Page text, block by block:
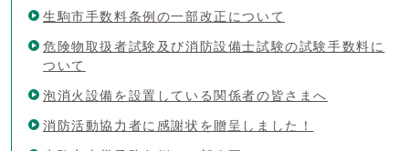
生駒市手数料条例の一部改正について
危険物取扱者試験及び消防設備士試験の試験手数料に
ついて
泡消火設備を設置している関係者の皆さまへ
消防活動協力者に感謝状を贈呈しました！